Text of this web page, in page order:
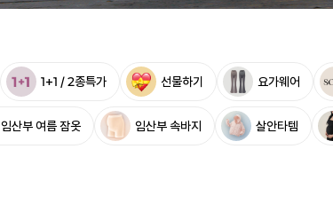
1+1 / 2종특가 선물하기 요가웨어
임산부 여름 잠옷 임산부 속바지 살안타템